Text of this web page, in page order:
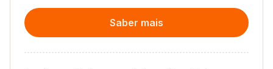
Saber mais